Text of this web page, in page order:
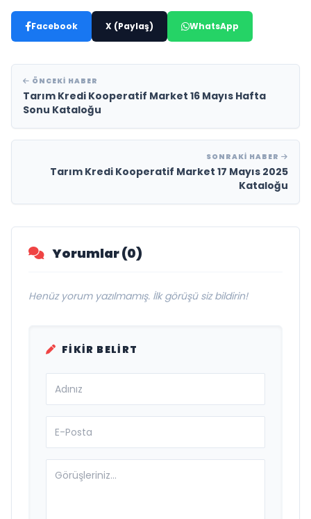
Facebook X (Paylaş) WhatsApp
ÖNCEKI HABER
Tarım Kredi Kooperatif Market 16 Mayıs Hafta
Sonu Kataloğu
SONRAKI HABER
Tarım Kredi Kooperatif Market 17 Mayıs 2025
Kataloğu
Yorumlar (0)
Henüz yorum yazılmamış. İlk görüşü siz bildirin!
FIKIR BELIRT